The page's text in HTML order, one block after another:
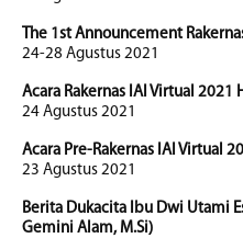
The 1st Announcement
24-28 Agustus 2021
Acara Rakernas IAI Virtual 2021
24 Agustus 2021
Acara Pre-Rakernas IAI Virtual
23 Agustus 2021
Berita Dukacita Ibu Dwi Utami
Gemini Alam, M.Si)